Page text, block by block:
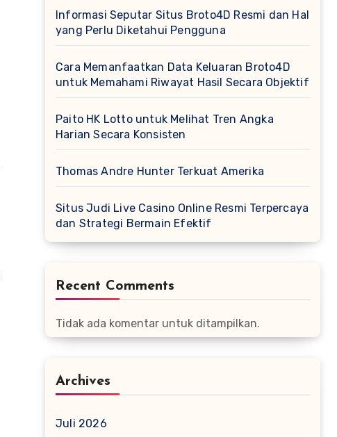
Informasi Seputar Situs Broto4D Resmi dan Hal
yang Perlu Diketahui Pengguna
Cara Memanfaatkan Data Keluaran Broto4D
untuk Memahami Riwayat Hasil Secara Objektif
Paito HK Lotto untuk Melihat Tren Angka
Harian Secara Konsisten
Thomas Andre Hunter Terkuat Amerika
Situs Judi Live Casino Online Resmi Terpercaya
dan Strategi Bermain Efektif
Recent Comments
Tidak ada komentar untuk ditampilkan.
Archives
Juli 2026